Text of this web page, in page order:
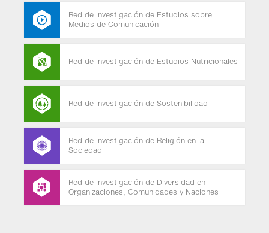
Red de Investigación de Estudios sobre
Medios de Comunicación
Red de Investigación de Estudios Nutricionales
Red de Investigación de Sostenibilidad
Red de Investigación de Religión en la
Sociedad
Red de Investigación de Diversidad en
Organizaciones, Comunidades y Naciones